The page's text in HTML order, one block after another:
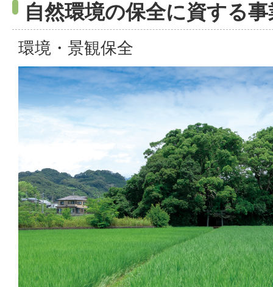
自然環境の保全に資する事
環境・景観保全